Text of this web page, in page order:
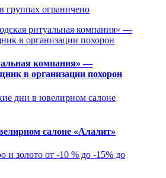
группах ограничено
компания» —
в организации похорон
салоне «Алалит»
и золото от -10 % до -15% до